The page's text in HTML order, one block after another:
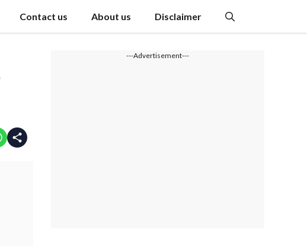
Contact us About us Disclaimer
---Advertisement---